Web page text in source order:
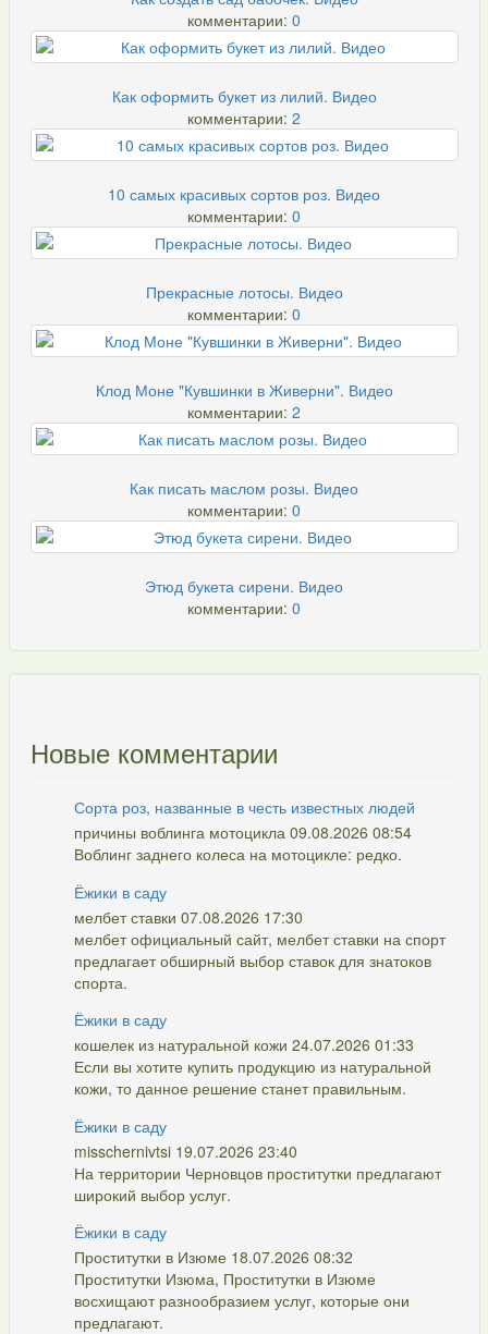
комментарии: 0
Как оформить букет из лилий. Видео
комментарии: 2
10 самых красивых сортов роз. Видео
комментарии: 0
Прекрасные лотосы. Видео
комментарии: 0
Клод Моне "Кувшинки в Живерни". Видео
комментарии: 2
Как писать маслом розы. Видео
комментарии: 0
Этюд букета сирени. Видео
комментарии: 0
Новые комментарии
Сорта роз, названные в честь известных людей
причины воблинга мотоцикла 09.08.2026 08:54
Воблинг заднего колеса на мотоцикле: редко.
Ёжики в саду
мелбет ставки 07.08.2026 17:30
мелбет официальный сайт, мелбет ставки на спорт
предлагает обширный выбор ставок для знатоков
спорта.
Ёжики в саду
кошелек из натуральной кожи 24.07.2026 01:33
Если вы хотите купить продукцию из натуральной
кожи, то данное решение станет правильным.
Ёжики в саду
misschernivtsi 19.07.2026 23:40
На территории Черновцов проститутки предлагают
широкий выбор услуг.
Ёжики в саду
Проститутки в Изюме 18.07.2026 08:32
Проститутки Изюма, Проститутки в Изюме
восхищают разнообразием услуг, которые они
предлагают.